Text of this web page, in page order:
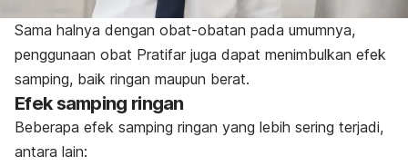
Sama halnya dengan obat-obatan pada umumnya,
penggunaan obat Pratifar juga dapat menimbulkan efek
samping, baik ringan maupun berat.
Efek samping ringan
Beberapa efek samping ringan yang lebih sering terjadi,
antara lain: